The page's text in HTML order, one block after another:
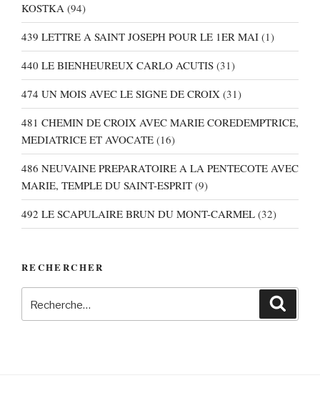
KOSTKA (94)
439 LETTRE A SAINT JOSEPH POUR LE 1ER MAI (1)
440 LE BIENHEUREUX CARLO ACUTIS (31)
474 UN MOIS AVEC LE SIGNE DE CROIX (31)
481 CHEMIN DE CROIX AVEC MARIE COREDEMPTRICE,
MEDIATRICE ET AVOCATE (16)
486 NEUVAINE PREPARATOIRE A LA PENTECOTE AVEC
MARIE, TEMPLE DU SAINT-ESPRIT (9)
492 LE SCAPULAIRE BRUN DU MONT-CARMEL (32)
RECHERCHER
pour